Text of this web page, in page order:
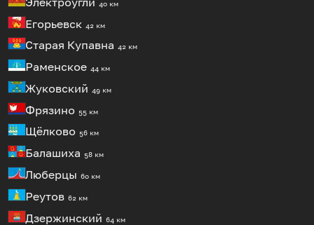
40 км
Егорьевск 42 км
Старая Купавна 42 км
Раменское 44 км
Жуковский 49 км
Фрязино 55 км
Щёлково 56 км
Балашиха 58 км
Люберцы 60 км
Реутов 62 км
Дзержинский 64 км